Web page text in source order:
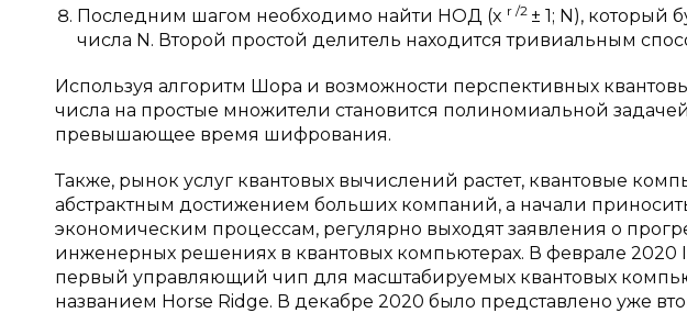
Последним шагом необходимо найти НОД (x r /2 ± 1; N), который
числа N. Второй простой делитель находится тривиальным
Используя алгоритм Шора и возможности перспективных
числа на простые множители становится полиномиальной
превышающее время шифрования.
Также, рынок услуг квантовых вычислений растет, квантовые
абстрактным достижением больших компаний, а начали
экономическим процессам, регулярно выходят заявления о
инженерных решениях в квантовых компьютерах. В феврале 2020
первый управляющий чип для масштабируемых квантовых
названием Horse Ridge. В декабре 2020 было представлено уже